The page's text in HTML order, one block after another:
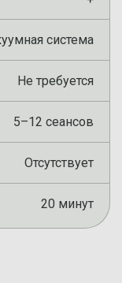
система
Не требуется
5–12 сеансов
Отсутствует
20 минут